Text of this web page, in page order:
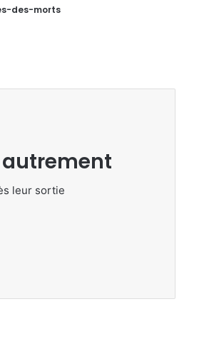
des-morts
autrement
leur sortie